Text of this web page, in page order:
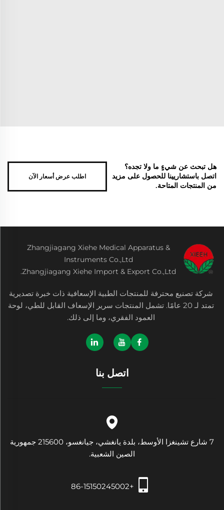
هل تبحث عن شيءٍ ما ولا تجده؟
اتصل باستشاريينا للحصول على مزيد
من المنتجات المتاحة.
اطلب عرض أسعار الآن
Zhangjiagang Xiehe Medical Apparatus &
Instruments Co.,Ltd
Zhangjiagang Xiehe Import & Export Co.,Ltd.
شركة تصنيع محترفة للمنتجات الطبية الإسعافية ذات خبرة تصديرية
تمتد لـ 20 عامًا. تشمل المنتجات سرير الإسعاف القابل للطي، لوحة
العمود الفقري، وما إلى ذلك.
اتصل بنا
7 شارع تشينغزا الأوسط، بلدة يانغشي، جيانغسو، 215600 جمهورية
الصين الشعبية.
+86-15150245002